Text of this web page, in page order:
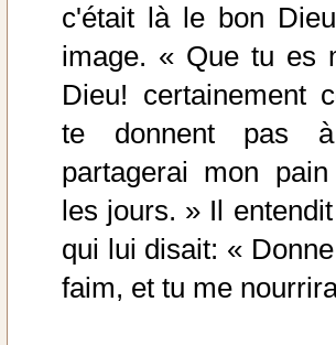
c'était là le bon
image. « Que tu es
Dieu! certainement
te donnent pas
partagerai mon
les jours. » Il
qui lui disait: «
faim, et tu me